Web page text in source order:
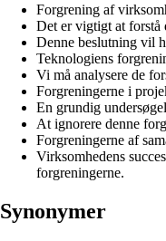
Forgrening af
Det er vigtigt at forstå
Denne beslutning vil
Teknologiens
Vi må analysere de
Forgreningerne i
En grundig
At ignorere denne
Forgreningerne af
Virksomhedens
forgreningerne.
Synonymer